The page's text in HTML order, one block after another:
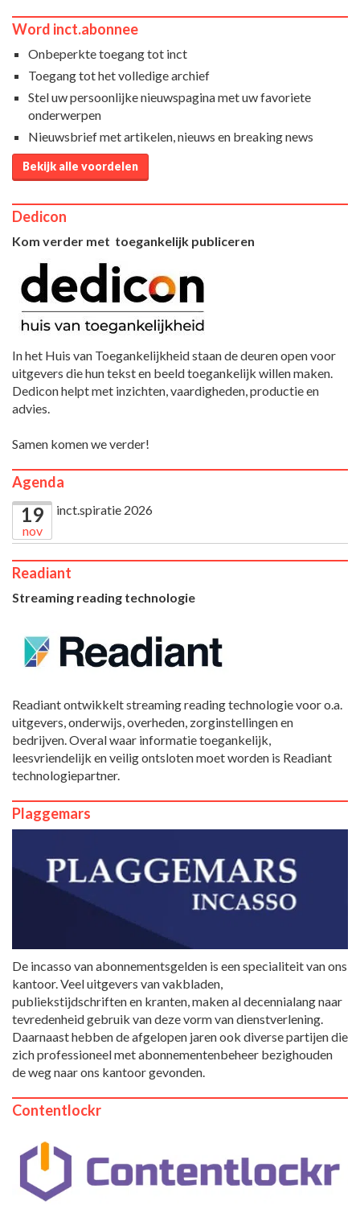
Word inct.abonnee
Onbeperkte toegang tot inct
Toegang tot het volledige archief
Stel uw persoonlijke nieuwspagina met uw favoriete
onderwerpen
Nieuwsbrief met artikelen, nieuws en breaking news
Bekijk alle voordelen
Dedicon
Kom verder met toegankelijk publiceren
In het Huis van Toegankelijkheid staan de deuren open voor
uitgevers die hun tekst en beeld toegankelijk willen maken.
Dedicon helpt met inzichten, vaardigheden, productie en
advies.
Samen komen we verder!
Agenda
19
nov
inct.spiratie 2026
Readiant
Streaming reading technologie
Readiant ontwikkelt streaming reading technologie voor o.a.
uitgevers, onderwijs, overheden, zorginstellingen en
bedrijven. Overal waar informatie toegankelijk,
leesvriendelijk en veilig ontsloten moet worden is Readiant
technologiepartner.
Plaggemars
De incasso van abonnementsgelden is een specialiteit van ons
kantoor. Veel uitgevers van vakbladen,
publiekstijdschriften en kranten, maken al decennialang naar
tevredenheid gebruik van deze vorm van dienstverlening.
Daarnaast hebben de afgelopen jaren ook diverse partijen die
zich professioneel met abonnementenbeheer bezighouden
de weg naar ons kantoor gevonden.
Contentlockr